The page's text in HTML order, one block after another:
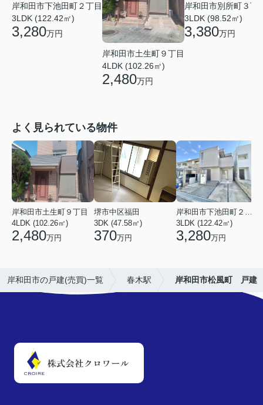
岸和田市下池田町２丁目
3LDK (122.42㎡)
3,280万円
岸和田市土生町９丁目
4LDK (102.26㎡)
2,480万円
岸和田市別所町３丁
3LDK (98.52㎡)
3,380万円
よく見られている物件
岸和田市土生町９丁目
4LDK (102.26㎡)
2,480万円
堺市中区福田
3DK (47.58㎡)
370万円
岸和田市下池田町２丁目
3LDK (122.42㎡)
3,280万円
岸和田市の戸建(売買)一覧 春木駅 岸和田市松風町 戸建